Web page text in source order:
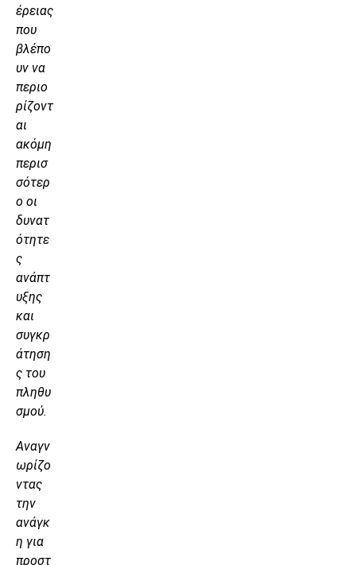
έρειας
που
βλέπο
υν να
περιο
ρίζοντ
αι
ακόμη
περισ
σότερ
ο οι
δυνατ
ότητε
ς
ανάπτ
υξης
και
συγκρ
άτηση
ς του
πληθυ
σμού.
Αναγν
ωρίζο
ντας
την
ανάγκ
η για
προστ